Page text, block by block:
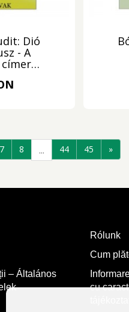
Dió
- A
7 8 ... 44 45 »
Rólunk
Cum
– Általános
cu